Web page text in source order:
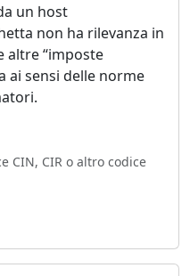
un host
non ha rilevanza in
altre “imposte
ai sensi delle norme
CIN, CIR o altro codice